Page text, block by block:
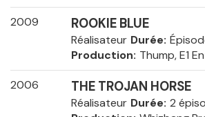
2009 ROOKIE BLUE
Réalisateur Durée
Production Thump, E1
2006 THE TROJAN HORSE
Réalisateur Durée 2